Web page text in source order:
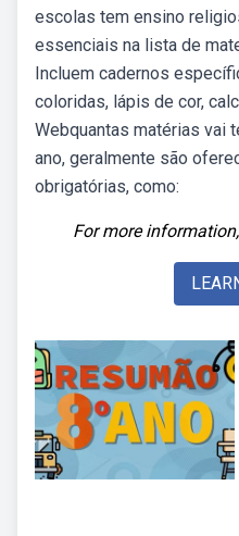
escolas tem ensino
essenciais na lista de
Incluem cadernos
coloridas, lápis de cor,
Webquantas matérias vai
ano, geralmente são
obrigatórias, como:
For more